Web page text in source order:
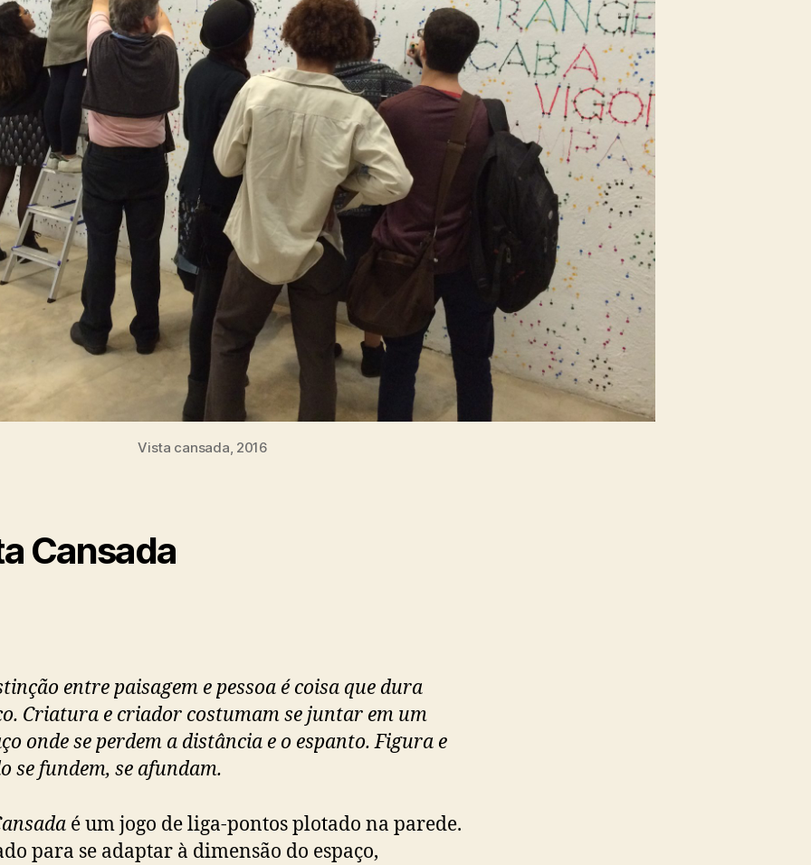
Vista cansada, 2016
Cansada
entre paisagem e pessoa é coisa que dura
Criatura e criador costumam se juntar em um
onde se perdem a distância e o espanto. Figura e
se fundem, se afundam.
é um jogo de liga-pontos plotado na parede.
para se adaptar à dimensão do espaço,